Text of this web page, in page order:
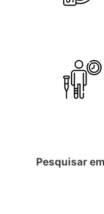
Pesquisar